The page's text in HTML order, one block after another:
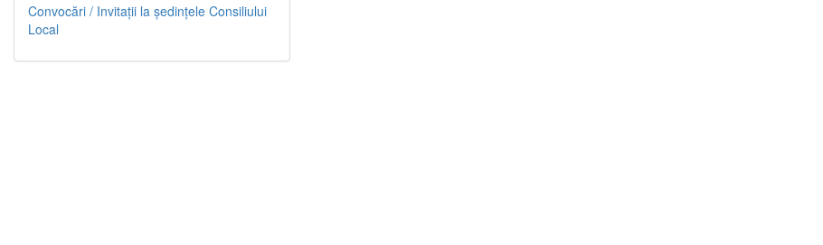
Convocări / Invitaţii la şedinţele Consiliului
Local